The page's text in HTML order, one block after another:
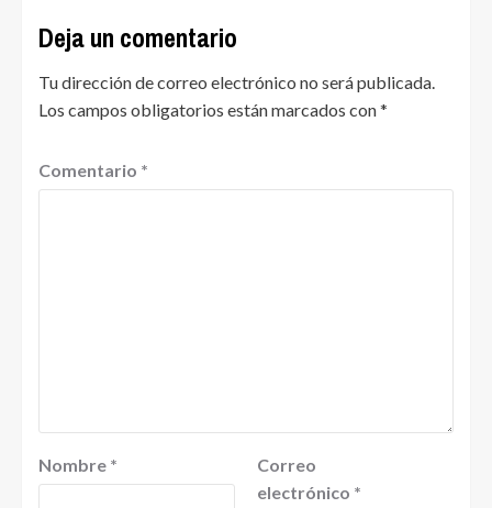
Deja un comentario
Tu dirección de correo electrónico no será publicada.
Los campos obligatorios están marcados con*
Comentario *
Nombre *
Correo
electrónico *